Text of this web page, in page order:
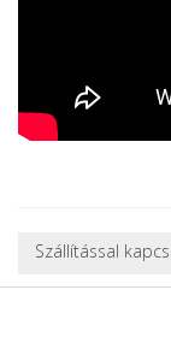
Szállítással